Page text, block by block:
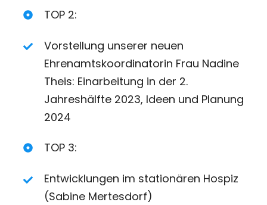
TOP 2:
Vorstellung unserer neuen
Ehrenamtskoordinatorin Frau Nadine
Theis: Einarbeitung in der 2.
Jahreshälfte 2023, Ideen und Planung
2024
TOP 3:
Entwicklungen im stationären Hospiz
(Sabine Mertesdorf)